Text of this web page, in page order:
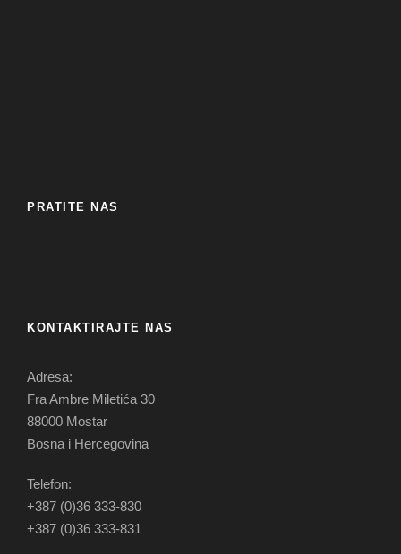
PRATITE NAS
KONTAKTIRAJTE NAS
Adresa:
Fra Ambre Miletića 30
88000 Mostar
Bosna i Hercegovina
Telefon:
+387 (0)36 333-830
+387 (0)36 333-831